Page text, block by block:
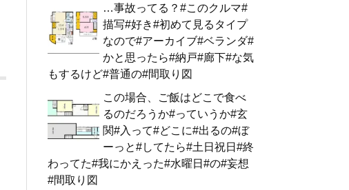
…事故ってる？#このクルマ#
描写#好き#初めて見るタイプ
なので#アーカイブ#ベランダ#
かと思ったら#納戸#廊下#な気
もするけど#普通の#間取り図
この場合、ご飯はどこで食べ
るのだろうか#っていうか#玄
関#入って#どこに#出るの#ぼ
ーっと#してたら#土日祝日#終
わってた#我にかえった#水曜日#の#妄想
#間取り図